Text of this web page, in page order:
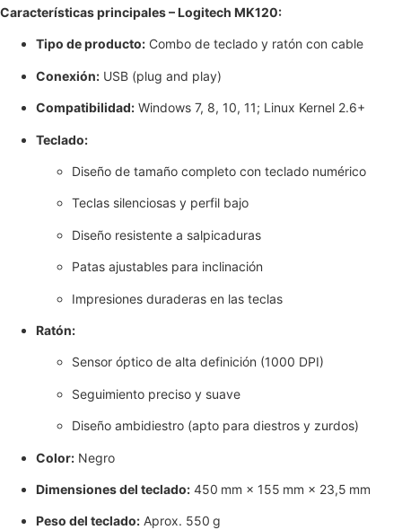
Características principales – Logitech MK120:
Tipo de producto: Combo de teclado y ratón con cable
Conexión: USB (plug and play)
Compatibilidad: Windows 7, 8, 10, 11; Linux Kernel 2.6+
Teclado:
Diseño de tamaño completo con teclado numérico
Teclas silenciosas y perfil bajo
Diseño resistente a salpicaduras
Patas ajustables para inclinación
Impresiones duraderas en las teclas
Ratón:
Sensor óptico de alta definición (1000 DPI)
Seguimiento preciso y suave
Diseño ambidiestro (apto para diestros y zurdos)
Color: Negro
Dimensiones del teclado: 450 mm × 155 mm × 23,5 mm
Peso del teclado: Aprox. 550 g